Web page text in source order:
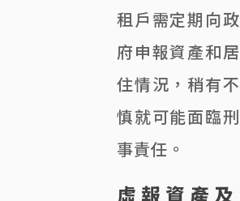
租戶需定期向政
府申報資產和居
住情況，稍有不
慎就可能面臨刑
事責任。
虛報資產及